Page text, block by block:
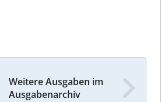
Weitere Ausgaben im
Ausgabenarchiv